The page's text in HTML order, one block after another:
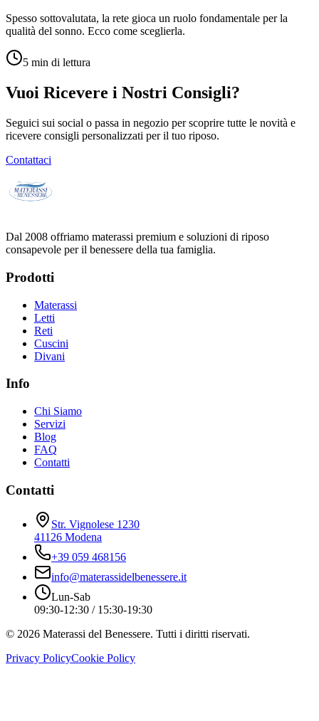
Spesso sottovalutata, la rete gioca un ruolo fondamentale per la
qualità del sonno. Ecco come sceglierla.
5 min di lettura
Vuoi Ricevere i Nostri Consigli?
Seguici sui social o passa in negozio per scoprire tutte le novità e
ricevere consigli personalizzati per il tuo riposo.
Contattaci
Dal 2008 offriamo materassi premium e soluzioni di riposo
consapevole per il benessere della tua famiglia.
Prodotti
Materassi
Letti
Reti
Cuscini
Divani
Info
Chi Siamo
Servizi
Blog
FAQ
Contatti
Contatti
Str. Vignolese 1230
41126 Modena
+39 059 468156
info@materassidelbenessere.it
Lun-Sab
09:30-12:30 / 15:30-19:30
© 2026 Materassi del Benessere. Tutti i diritti riservati.
Privacy PolicyCookie Policy